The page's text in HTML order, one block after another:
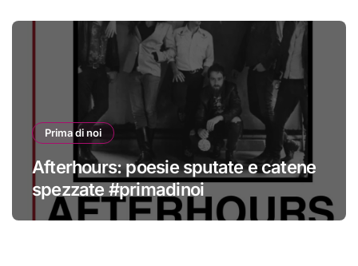
Prima di noi
Afterhours: poesie sputate e catene
spezzate #primadinoi